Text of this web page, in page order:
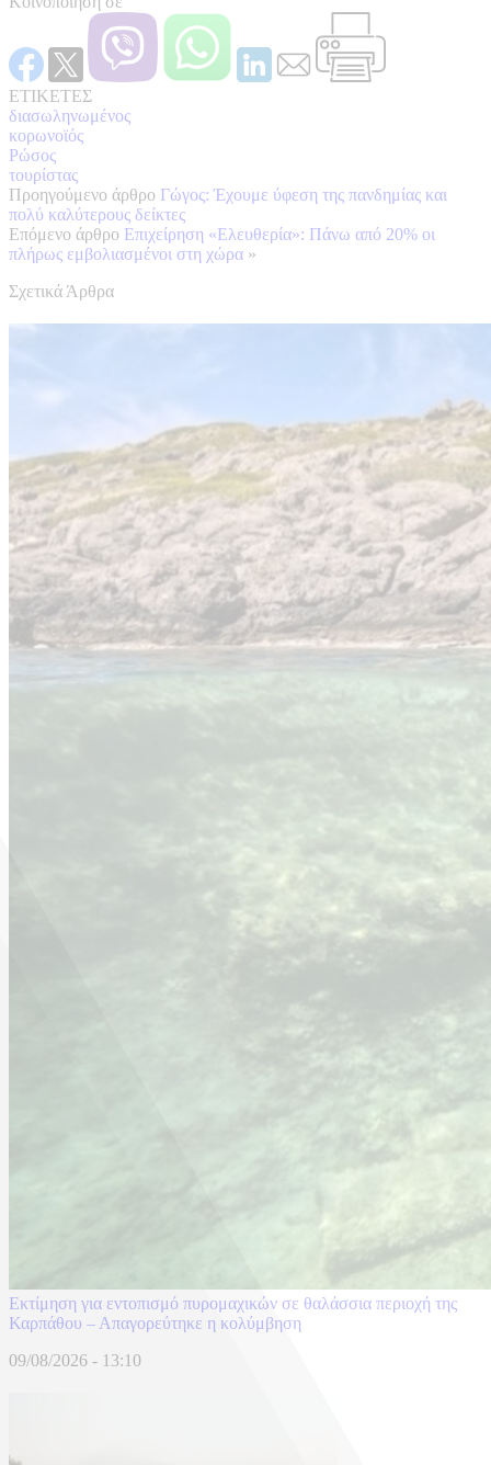
ΕΤΙΚΕΤΕΣ
διασωληνωμένος
κορωνοϊός
Ρώσος
τουρίστας
Προηγούμενο άρθρο Γώγος: Έχουμε ύφεση της πανδημίας και
πολύ καλύτερους δείκτες
Επόμενο άρθρο Επιχείρηση «Ελευθερία»: Πάνω από 20% οι
πλήρως εμβολιασμένοι στη χώρα »
Σχετικά Άρθρα
Εκτίμηση για εντοπισμό πυρομαχικών σε θαλάσσια περιοχή της
Καρπάθου – Απαγορεύτηκε η κολύμβηση
09/08/2026 - 13:10